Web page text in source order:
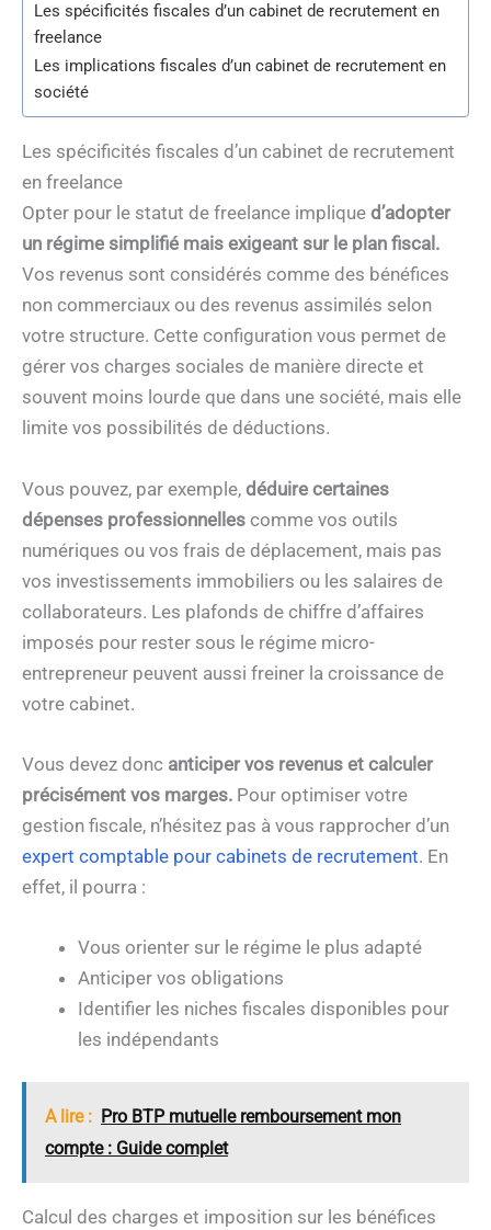
Les spécificités fiscales d’un cabinet de recrutement en
freelance
Les implications fiscales d’un cabinet de recrutement en
société
Les spécificités fiscales d’un cabinet de recrutement
en freelance
Opter pour le statut de freelance implique d’adopter
un régime simplifié mais exigeant sur le plan fiscal.
Vos revenus sont considérés comme des bénéfices
non commerciaux ou des revenus assimilés selon
votre structure. Cette configuration vous permet de
gérer vos charges sociales de manière directe et
souvent moins lourde que dans une société, mais elle
limite vos possibilités de déductions.
Vous pouvez, par exemple, déduire certaines
dépenses professionnelles comme vos outils
numériques ou vos frais de déplacement, mais pas
vos investissements immobiliers ou les salaires de
collaborateurs. Les plafonds de chiffre d’affaires
imposés pour rester sous le régime micro-
entrepreneur peuvent aussi freiner la croissance de
votre cabinet.
Vous devez donc anticiper vos revenus et calculer
précisément vos marges. Pour optimiser votre
gestion fiscale, n’hésitez pas à vous rapprocher d’un
expert comptable pour cabinets de recrutement. En
effet, il pourra :
Vous orienter sur le régime le plus adapté
Anticiper vos obligations
Identifier les niches fiscales disponibles pour
les indépendants
A lire : Pro BTP mutuelle remboursement mon
compte : Guide complet
Calcul des charges et imposition sur les bénéfices